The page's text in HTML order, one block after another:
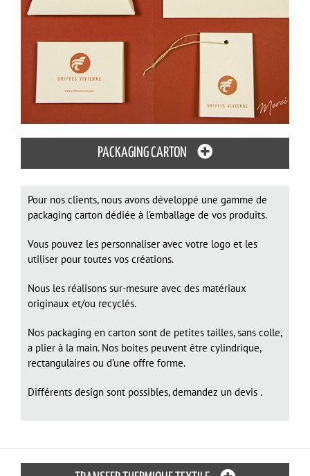
PACKAGING CARTON
Pour nos clients, nous avons développé une gamme de
packaging carton dédiée à l’emballage de vos produits.
Vous pouvez les personnaliser avec votre logo et les
utiliser pour toutes vos créations.
Nous les réalisons sur-mesure avec des matériaux
originaux et/ou recyclés.
Nos packaging en carton sont de petites tailles, sans colle,
a plier à la main. Nos boites peuvent être cylindrique,
rectangulaires ou d’une offre forme.
Différents design sont possibles, demandez un devis .